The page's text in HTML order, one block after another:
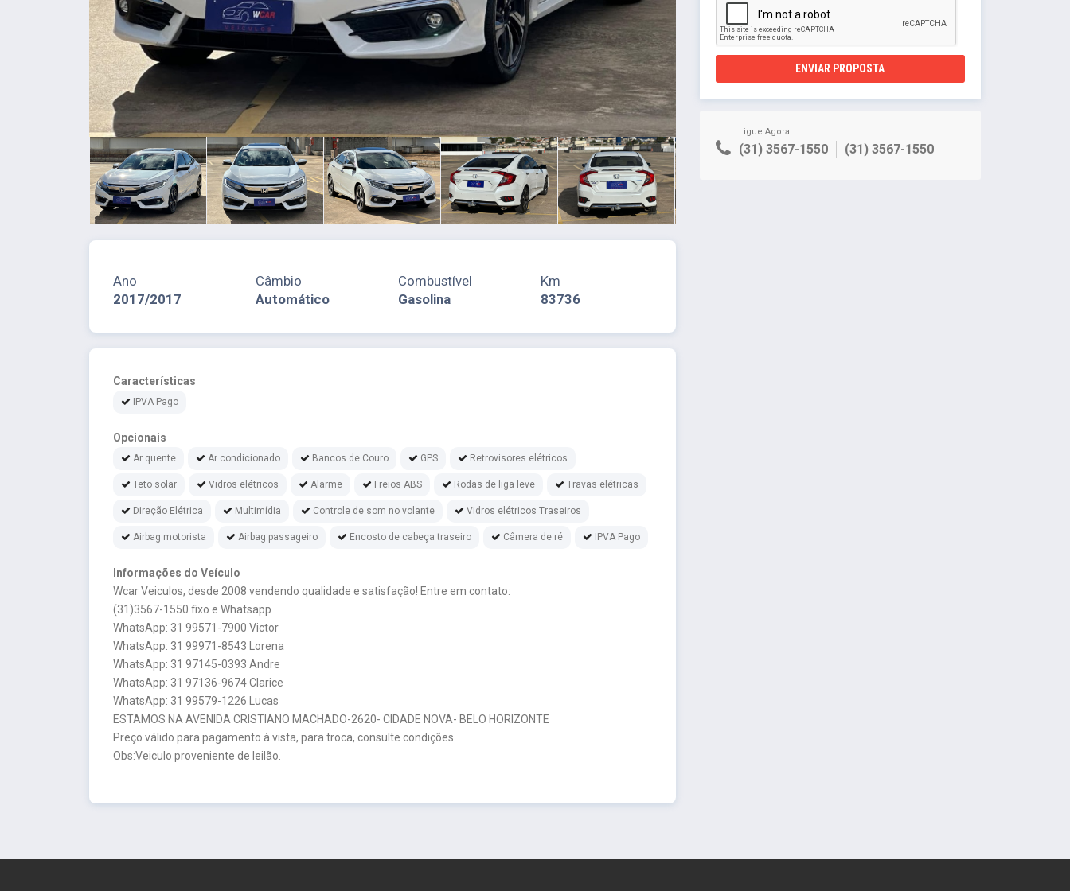
Ano
2017/2017
Câmbio
Automático
Combustível
Gasolina
Km
83736
Características
IPVA Pago
Opcionais
Ar quente Ar condicionado Bancos de Couro GPS Retrovisores elétricos
Teto solar Vidros elétricos Alarme Freios ABS Rodas de liga leve Travas elétricas
Direção Elétrica Multimídia Controle de som no volante Vidros elétricos Traseiros
Airbag motorista Airbag passageiro Encosto de cabeça traseiro Câmera de ré IPVA Pago
Informações do Veículo
Wcar Veiculos, desde 2008 vendendo qualidade e satisfação! Entre em contato:
(31)3567-1550 fixo e Whatsapp
WhatsApp: 31 99571-7900 Victor
WhatsApp: 31 99971-8543 Lorena
WhatsApp: 31 97145-0393 Andre
WhatsApp: 31 97136-9674 Clarice
WhatsApp: 31 99579-1226 Lucas
ESTAMOS NA AVENIDA CRISTIANO MACHADO-2620- CIDADE NOVA- BELO HORIZONTE
Preço válido para pagamento à vista, para troca, consulte condições.
Obs:Veiculo proveniente de leilão.
ENVIAR PROPOSTA
Ligue Agora
(31) 3567-1550 (31) 3567-1550